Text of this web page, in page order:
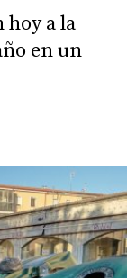
hoy a la
en un